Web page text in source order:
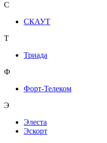
С
СКАУТ
Т
Триада
Ф
Форт-Телеком
Э
Элеста
Эскорт